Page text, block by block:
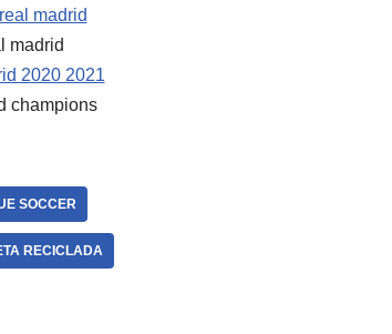
SOCCER
RECICLADA